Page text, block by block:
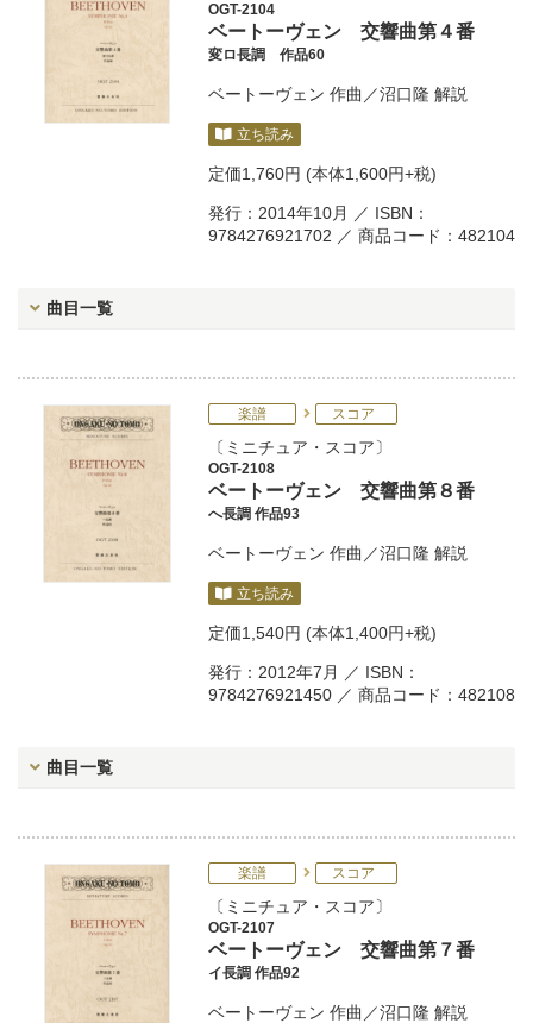
OGT-2104
ベートーヴェン 交響曲第４番
変ロ長調 作品60
ベートーヴェン 作曲／沼口隆 解説
立ち読み
定価1,760円 (本体1,600円+税)
発行：2014年10月 ／ ISBN：
9784276921702 ／ 商品コード：482104
曲目一覧
楽譜 スコア
ミニチュア・スコア
OGT-2108
ベートーヴェン 交響曲第８番
へ長調 作品93
ベートーヴェン 作曲／沼口隆 解説
立ち読み
定価1,540円 (本体1,400円+税)
発行：2012年7月 ／ ISBN：
9784276921450 ／ 商品コード：482108
曲目一覧
楽譜 スコア
ミニチュア・スコア
OGT-2107
ベートーヴェン 交響曲第７番
イ長調 作品92
ベートーヴェン 作曲／沼口隆 解説